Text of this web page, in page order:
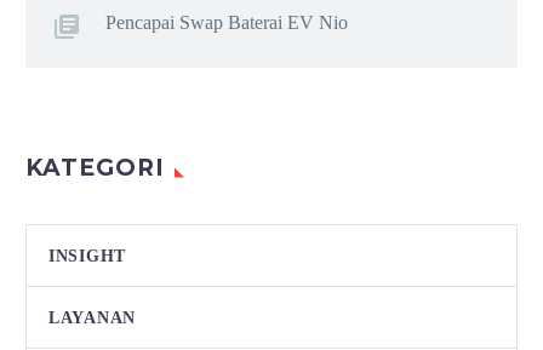
Pencapai Swap Baterai EV Nio
KATEGORI
INSIGHT
LAYANAN